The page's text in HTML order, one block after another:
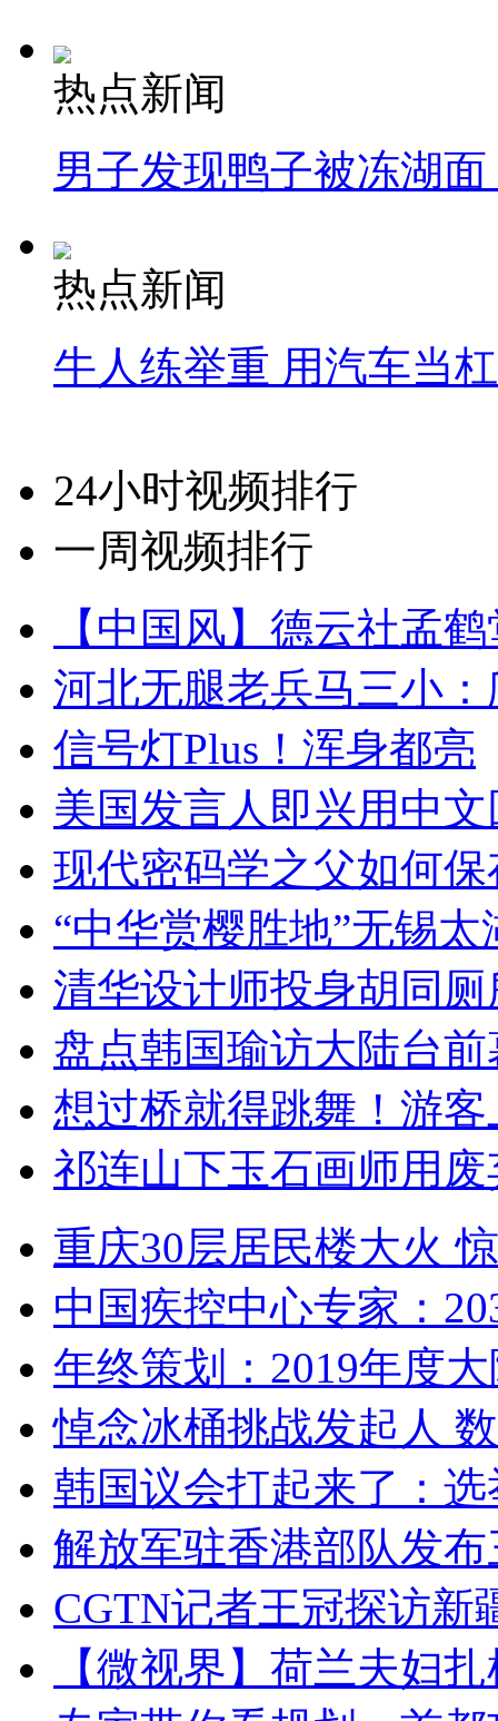
热点新闻
男子发现鸭子被冻湖
热点新闻
牛人练举重 用汽车当
24小时视频排行
一周视频排行
【中国风】德云社孟
河北无腿老兵马三小
信号灯Plus！浑身都亮
美国发言人即兴用中
现代密码学之父如何
“中华赏樱胜地”无锡
清华设计师投身胡同
盘点韩国瑜访大陆台
想过桥就得跳舞！游客
祁连山下玉石画师用
重庆30层居民楼大火
中国疾控中心专家：
年终策划：2019年度
悼念冰桶挑战发起人
韩国议会打起来了：
解放军驻香港部队发
CGTN记者王冠探访新
【微视界】荷兰夫妇